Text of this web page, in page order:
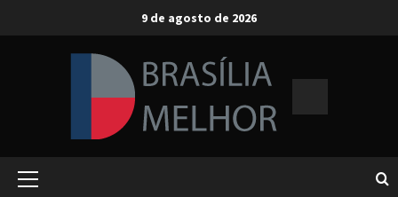
9 de agosto de 2026
Primary